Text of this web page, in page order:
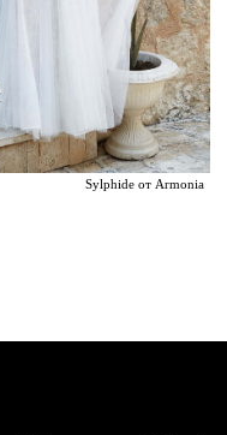
Sylphide от Armonia